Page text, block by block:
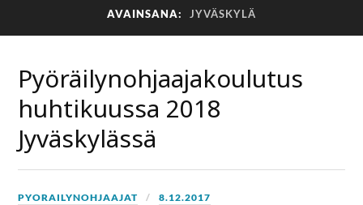
AVAINSANA: JYVÄSKYLÄ
Pyöräilynohjaajakoulutus
huhtikuussa 2018
Jyväskylässä
PYORAILYNOHJAAJAT 8.12.2017